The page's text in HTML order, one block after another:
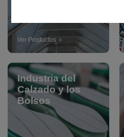
Ver Productos
Industria del
Calzado y los
Bolsos